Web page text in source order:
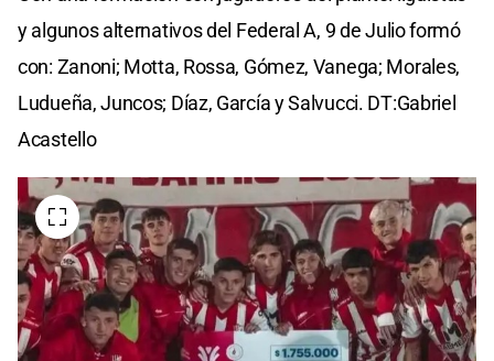
y algunos alternativos del Federal A, 9 de Julio formó
con: Zanoni; Motta, Rossa, Gómez, Vanega; Morales,
Ludueña, Juncos; Díaz, García y Salvucci. DT:Gabriel
Acastello